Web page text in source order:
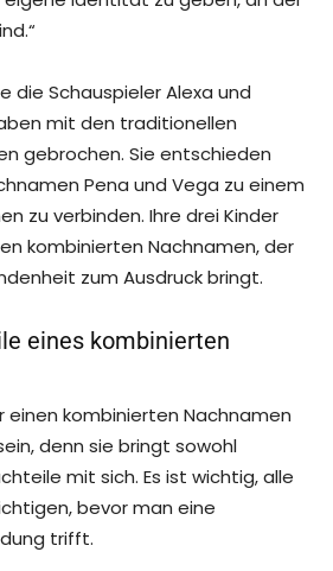
die Schauspieler Alexa und
mit den traditionellen
gebrochen. Sie entschieden
Pena und Vega zu einem
zu verbinden. Ihre drei Kinder
kombinierten Nachnamen, der
zum Ausdruck bringt.
eines kombinierten
einen kombinierten Nachnamen
denn sie bringt sowohl
mit sich. Es ist wichtig, alle
bevor man eine
trifft.